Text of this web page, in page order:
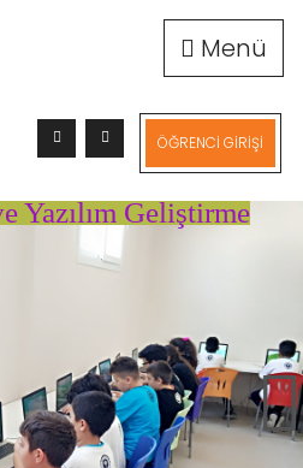
Menü
ÖĞRENCİ GİRİŞİ
Yazılım Geliştirme